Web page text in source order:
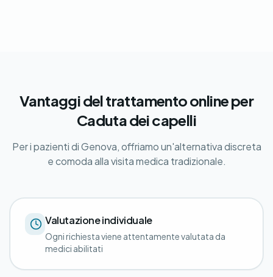
Vantaggi del trattamento online per
Caduta dei capelli
Per i pazienti di Genova, offriamo un'alternativa discreta
e comoda alla visita medica tradizionale.
Valutazione individuale
Ogni richiesta viene attentamente valutata da
medici abilitati